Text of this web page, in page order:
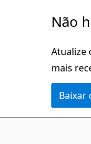
Não
Atualize
mais
Baixar